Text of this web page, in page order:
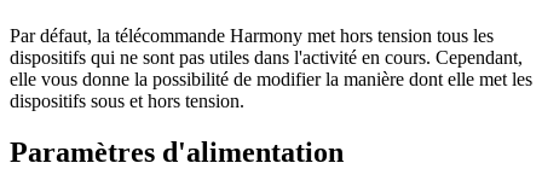
Par défaut, la télécommande Harmony met hors tension tous les
dispositifs qui ne sont pas utiles dans l'activité en cours. Cependant,
elle vous donne la possibilité de modifier la manière dont elle met les
dispositifs sous et hors tension.
Paramètres d'alimentation